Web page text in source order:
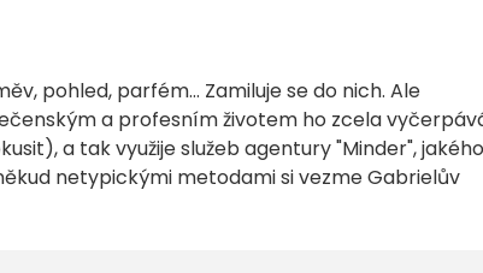
pohled, parfém... Zamiluje se do nich. Ale
a profesním životem ho zcela
a tak využije služeb agentury "Minder",
netypickými metodami si vezme Gabrielův